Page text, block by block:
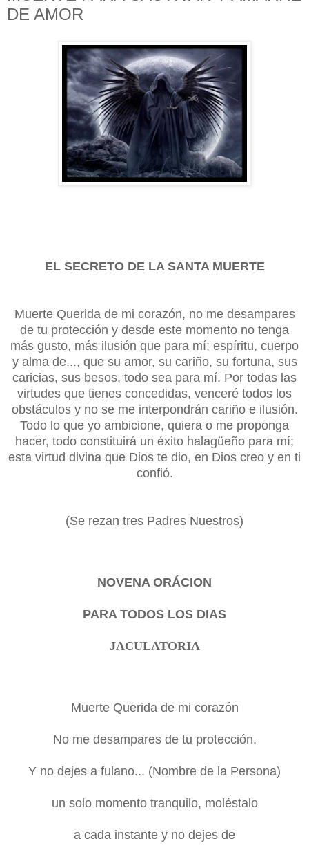
DE AMOR
EL SECRETO DE LA SANTA MUERTE
Muerte Querida de mi corazón, no me desampares
de tu protección y desde este momento no tenga
más gusto, más ilusión que para mí; espíritu, cuerpo
y alma de..., que su amor, su cariño, su fortuna, sus
caricias, sus besos, todo sea para mí. Por todas las
virtudes que tienes concedidas, venceré todos los
obstáculos y no se me interpondrán cariño e ilusión.
Todo lo que yo ambicione, quiera o me proponga
hacer, todo constituirá un éxito halagüeño para mí;
esta virtud divina que Dios te dio, en Dios creo y en ti
confió.
(Se rezan tres Padres Nuestros)
NOVENA ORÁCION
PARA TODOS LOS DIAS
JACULATORIA
Muerte Querida de mi corazón
No me desampares de tu protección.
Y no dejes a fulano... (Nombre de la Persona)
un solo momento tranquilo, moléstalo
a cada instante y no dejes de